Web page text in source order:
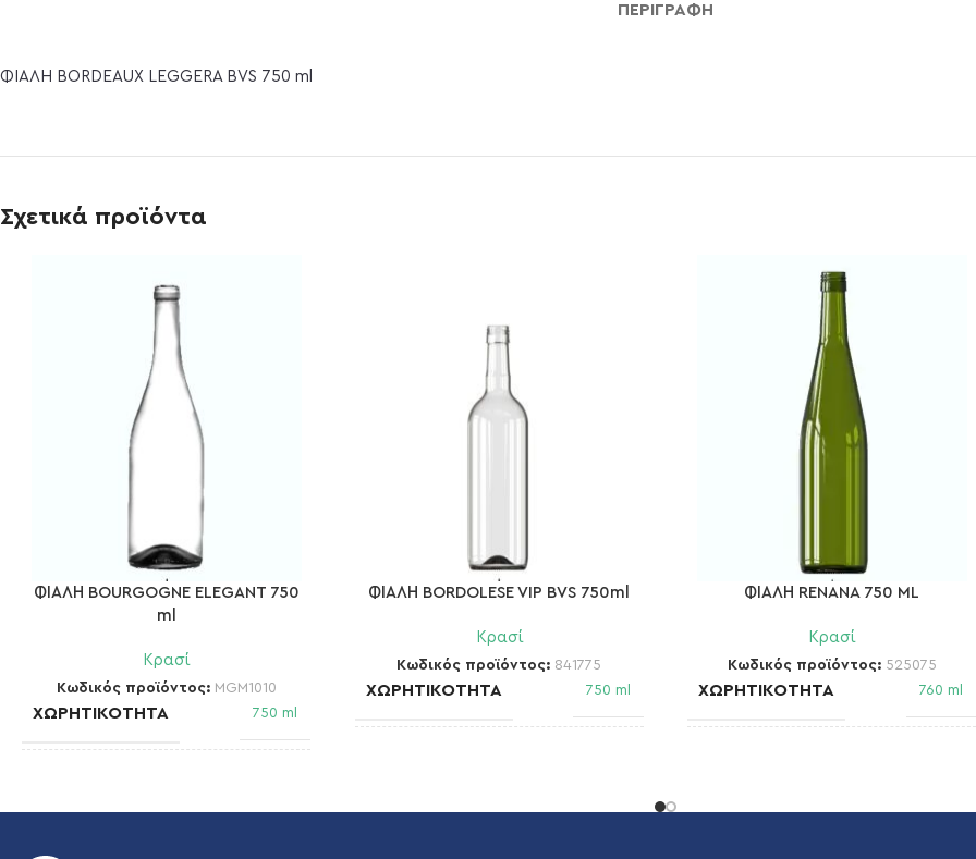
ΠΕΡΙΓΡΑΦΉ
ΦΙΑΛΗ BORDEAUX LEGGERA BVS 750 ml
Σχετικά προϊόντα
ΦΙΑΛΗ BOURGOGNE ELEGANT 750
ml
Κρασί
Κωδικός προϊόντος: MGM1010
ΧΩΡΗΤΙΚΌΤΗΤΑ 750 ml
ΒΆΡΟΣ
ΦΙΑΛΗ BORDOLESE VIP BVS 750ml
Κρασί
Κωδικός προϊόντος: 841775
ΧΩΡΗΤΙΚΌΤΗΤΑ 750 ml
ΦΙΑΛΗ RENANA 750 ML
Κρασί
Κωδικός προϊόντος: 525075
ΧΩΡΗΤΙΚΌΤΗΤΑ 760 ml